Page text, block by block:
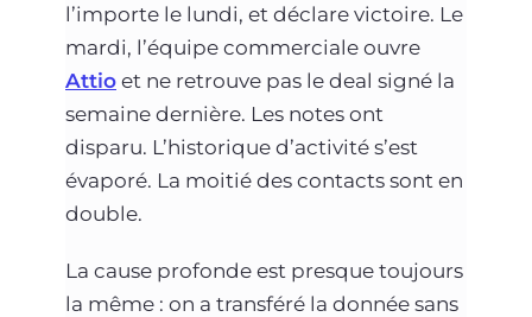
l’importe le lundi, et déclare victoire. Le
mardi, l’équipe commerciale ouvre
Attio et ne retrouve pas le deal signé la
semaine dernière. Les notes ont
disparu. L’historique d’activité s’est
évaporé. La moitié des contacts sont en
double.
La cause profonde est presque toujours
la même : on a transféré la donnée sans